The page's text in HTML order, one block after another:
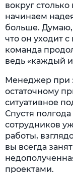
вокруг
начинаем
больше. Думаю,
что он уходит с
команда
ведь «каждый
Менеджер при
остаточному
ситуативное
Спустя
сотрудников
работы,
вы всегда
проектами.